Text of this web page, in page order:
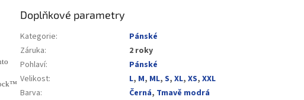
Doplňkové parametry
Kategorie:
Pánské
Záruka:
2 roky
Pohlaví:
Pánské
Velikost: L, M, ML,S,XL,XS,XXL
Barva: Černá, Tmavě modrá